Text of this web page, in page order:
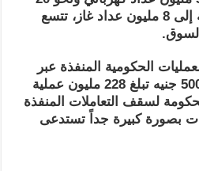
مليون عداد مياه، بالإضافة إلى 8 مليون عداد غاز، تتسع
الحكومية المنفذة عبر
“أي فاينانس” وتزيد عن 500 جنيه تبلغ 228 مليون عملية
لسقف التعاملات المنفذة
بصورة كبيرة جداً تستدعى